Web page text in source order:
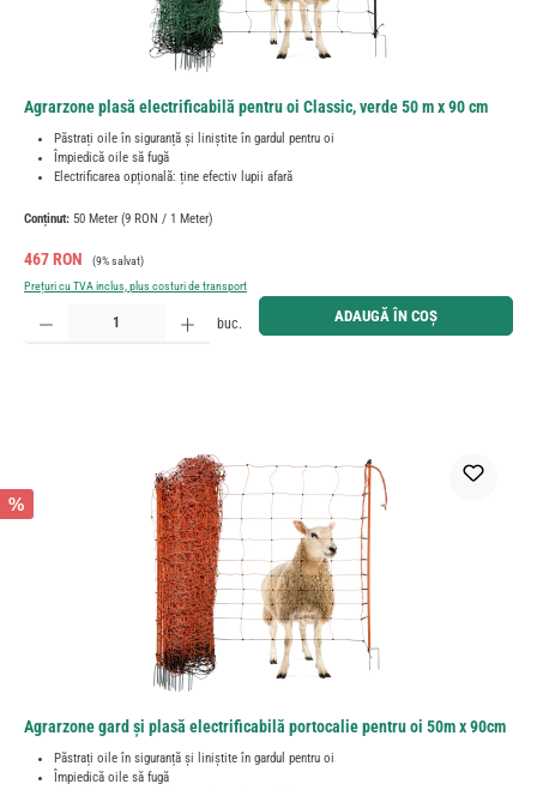
Agrarzone plasă electrificabilă pentru oi Classic, verde 50 m x 90 cm
Păstrați oile în siguranță și liniștite în gardul pentru oi
Împiedică oile să fugă
Electrificarea opțională: ține efectiv lupii afară
Conținut: 50 Meter (9 RON / 1 Meter)
Preț de vânzare:
467 RON Preț obișnuit:
(9% salvat)
Prețuri cu TVA inclus, plus costuri de transport
Cantitate produs: Introduceți cantitatea dorită sau utilizați butoanele pentru a mări sau micșora
buc. ADAUGĂ ÎN COȘ
%
Agrarzone gard și plasă electrificabilă portocalie pentru oi 50m x 90cm
Păstrați oile în siguranță și liniștite în gardul pentru oi
Împiedică oile să fugă